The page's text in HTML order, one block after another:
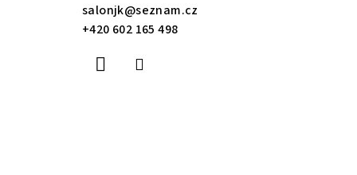
salonjk@seznam.cz
+420 602 165 498